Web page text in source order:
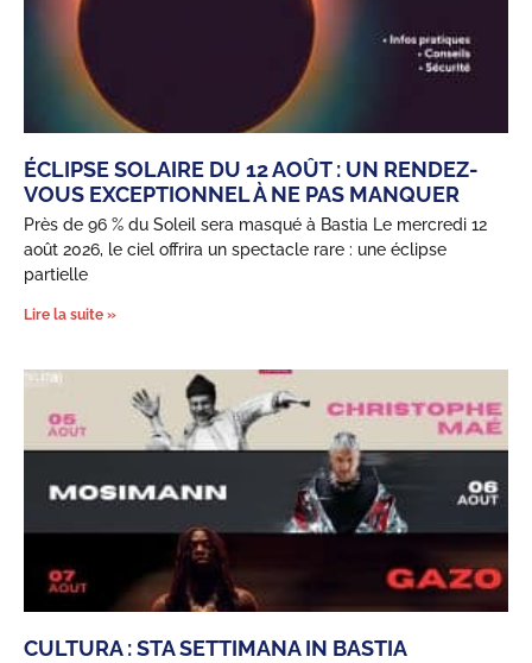
ÉCLIPSE SOLAIRE DU 12 AOÛT : UN RENDEZ-
VOUS EXCEPTIONNEL À NE PAS MANQUER
Près de 96 % du Soleil sera masqué à Bastia Le mercredi 12
août 2026, le ciel offrira un spectacle rare : une éclipse
partielle
Lire la suite »
CULTURA : STA SETTIMANA IN BASTIA